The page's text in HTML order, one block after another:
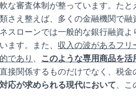
軟な審査体制が整っています。たと
類さえ整えば、多くの金融機関で融
ネスローンでは一般的な銀行融資
います。また、 収入の波があるフ
的であり 、 このような専用商品を
直接関係するものだけでなく、税金
対応が求められる現代において、こ